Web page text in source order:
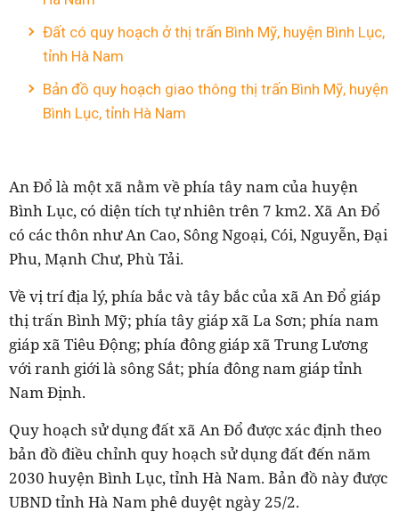
Đất có quy hoạch ở thị trấn Bình Mỹ, huyện Bình Lục,
tỉnh Hà Nam
Bản đồ quy hoạch giao thông thị trấn Bình Mỹ, huyện
Bình Lục, tỉnh Hà Nam
An Đổ là một xã nằm về phía tây nam của huyện
Bình Lục, có diện tích tự nhiên trên 7 km2. Xã An Đổ
có các thôn như An Cao, Sông Ngoại, Cói, Nguyễn, Đại
Phu, Mạnh Chư, Phù Tải.
Về vị trí địa lý, phía bắc và tây bắc của xã An Đổ giáp
thị trấn Bình Mỹ; phía tây giáp xã La Sơn; phía nam
giáp xã Tiêu Động; phía đông giáp xã Trung Lương
với ranh giới là sông Sắt; phía đông nam giáp tỉnh
Nam Định.
Quy hoạch sử dụng đất xã An Đổ được xác định theo
bản đồ điều chỉnh quy hoạch sử dụng đất đến năm
2030 huyện Bình Lục, tỉnh Hà Nam. Bản đồ này được
UBND tỉnh Hà Nam phê duyệt ngày 25/2.